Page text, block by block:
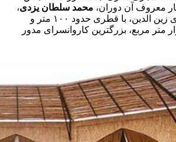
معروف آن دوران، محمد سلطان یزدی،
ساخته شد. کاروانسرای زین الدین، با قطری حدود ۱۰۰ متر و
بالغ بر ۱۱ هزار متر مربع، بزرگترین کاروانسرای مدور